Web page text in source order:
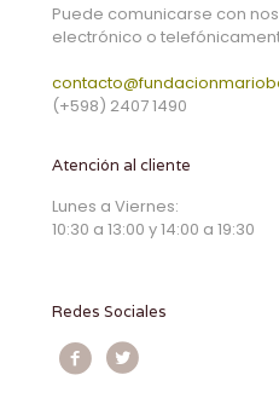
Puede comunicarse con
electrónico o
(+598) 2407 1490
Atención al cliente
Lunes a Viernes:
10:30 a 13:00 y 14:00 a 19:30
Redes Sociales